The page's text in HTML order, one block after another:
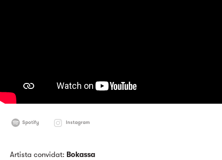
Spotify Instagram
Artista convidat: Bokassa